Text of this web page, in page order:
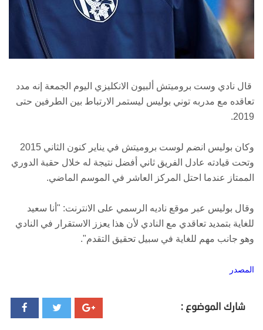
قال نادي وست بروميتش ألبيون الانكليزي اليوم الجمعة إنه مدد
تعاقده مع مدربه توني بوليس ليستمر الارتباط بين الطرفين حتى
2019.
وكان بوليس انضم لوست بروميتش في يناير كنون الثاني 2015
وتحت قيادته عادل الفريق ثاني أفضل نتيجة له خلال حقبة الدوري
الممتاز عندما احتل المركز العاشر في الموسم الماضي.
وقال بوليس عبر موقع ناديه الرسمي على الانترنت: "أنا سعيد
للغاية بتمديد تعاقدي مع النادي لأن هذا يعزز الاستقرار في النادي
وهو جانب مهم للغاية في سبيل تحقيق التقدم".
المصدر
شارك الموضوع :